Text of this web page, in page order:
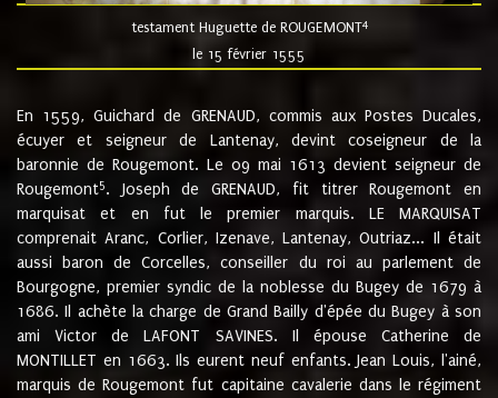
testament Huguette de ROUGEMONT4
le 15 février 1555
En 1559, Guichard de GRENAUD, commis aux Postes Ducales,
écuyer et seigneur de Lantenay, devint coseigneur de la
baronnie de Rougemont. Le 09 mai 1613 devient seigneur de
Rougemont5. Joseph de GRENAUD, fit titrer Rougemont en
marquisat et en fut le premier marquis. LE MARQUISAT
comprenait Aranc, Corlier, Izenave, Lantenay, Outriaz... Il était
aussi baron de Corcelles, conseiller du roi au parlement de
Bourgogne, premier syndic de la noblesse du Bugey de 1679 à
1686. Il achète la charge de Grand Bailly d'épée du Bugey à son
ami Victor de LAFONT SAVINES. Il épouse Catherine de
MONTILLET en 1663. Ils eurent neuf enfants. Jean Louis, l'ainé,
marquis de Rougemont fut capitaine cavalerie dans le régiment